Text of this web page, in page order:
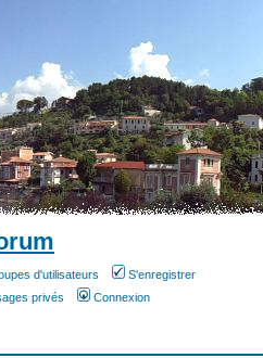
d'utilisateurs
S'enregistrer
privés Connexion